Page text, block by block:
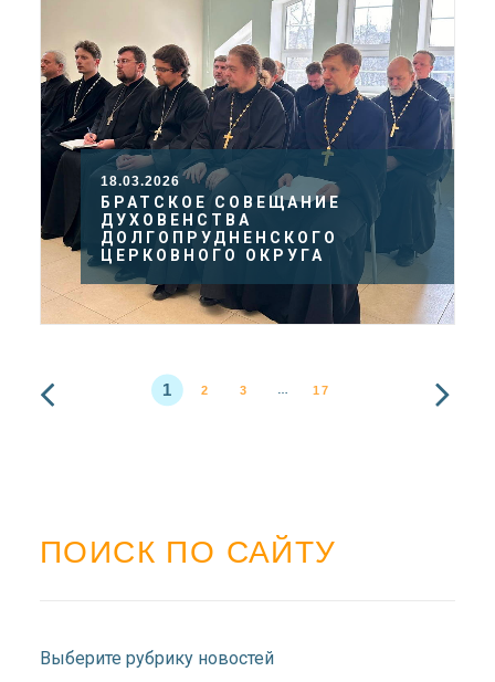
18.03.2026
БРАТСКОЕ СОВЕЩАНИЕ
ДУХОВЕНСТВА
ДОЛГОПРУДНЕНСКОГО
ЦЕРКОВНОГО ОКРУГА
1 2 3 … 17
ПОИСК ПО САЙТУ
Выберите рубрику новостей